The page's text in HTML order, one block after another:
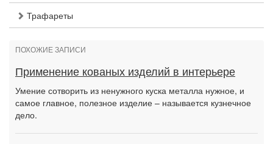
Трафареты
ПОХОЖИЕ ЗАПИСИ
Применение кованых изделий в интерьере
Умение сотворить из ненужного куска металла нужное, и
самое главное, полезное изделие – называется кузнечное
дело.